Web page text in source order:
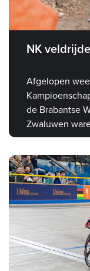
NK
Afgelopen
de Brabantse
Zwaluwen